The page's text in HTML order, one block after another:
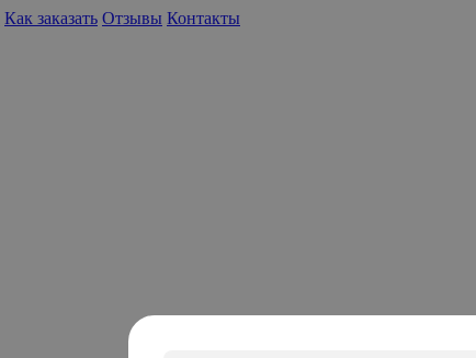
Как заказать Отзывы Контакты